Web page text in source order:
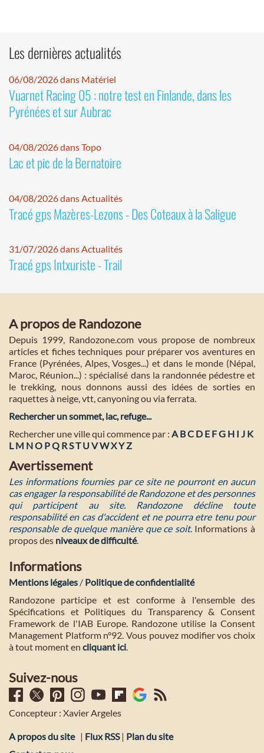
Les dernières actualités
06/08/2026 dans Matériel
Vuarnet Racing 05 : notre test en Finlande, dans les
Pyrénées et sur Aubrac
04/08/2026 dans Topo
Lac et pic de la Bernatoire
04/08/2026 dans Actualités
Tracé gps Mazères-Lezons - Des Coteaux à la Saligue
31/07/2026 dans Actualités
Tracé gps Intxuriste - Trail
A propos de Randozone
Depuis 1999, Randozone.com vous propose de nombreux
articles et fiches techniques pour préparer vos aventures en
France (Pyrénées, Alpes, Vosges...) et dans le monde (Népal,
Maroc, Réunion...) : spécialisé dans la randonnée pédestre et
le trekking, nous donnons aussi des idées de sorties en
raquettes à neige, vtt, canyoning ou via ferrata.
Rechercher un sommet, lac, refuge...
Rechercher une ville qui commence par : A BC D E FG H I J K
L M NO PQ RST U VWXYZ
Avertissement
Les informations fournies par ce site ne pourront en aucun
cas engager la responsabilité de Randozone et des personnes
qui participent au site. Randozone décline toute
responsabilité en cas d'accident et ne pourra etre tenu pour
responsable de quelque manière que ce soit. Informations à
propos des niveaux de difficulté.
Informations
Mentions légales / Politique de confidentialité
Randozone participe et est conforme à l'ensemble des
Spécifications et Politiques du Transparency & Consent
Framework de l'IAB Europe. Randozone utilise la Consent
Management Platform n°92. Vous pouvez modifier vos choix
à tout moment en cliquant ici.
Suivez-nous
Concepteur : Xavier Argeles
A propos du site | Flux RSS| Plan du site